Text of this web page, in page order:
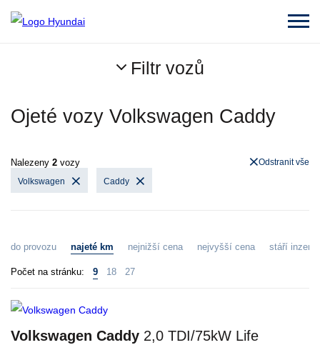
Filtr vozů
Ojeté vozy Volkswagen Caddy
Nalezeny 2 vozy
Volkswagen Caddy
Odstranit vše
do provozu najeté km nejnižší cena nejvyšší cena stáří
Počet na stránku: 9 18 27
Volkswagen Caddy 2,0 TDI/75kW Life